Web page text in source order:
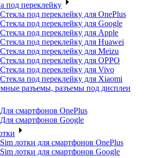
под переклейку
Стекла под переклейку для OnePlus
Стекла под переклейку для Google
Стекла под переклейку для Apple
Стекла под переклейку для Huawei
Стекла под переклейку для Meizu
Стекла под переклейку для OPPO
Стекла под переклейку для Vivo
Стекла под переклейку для Xiaomi
разъемы, разъемы под дисплеи
Для смартфонов OnePlus
Для смартфонов Google
Sim лотки для смартфонов OnePlus
Sim лотки для смартфонов Google